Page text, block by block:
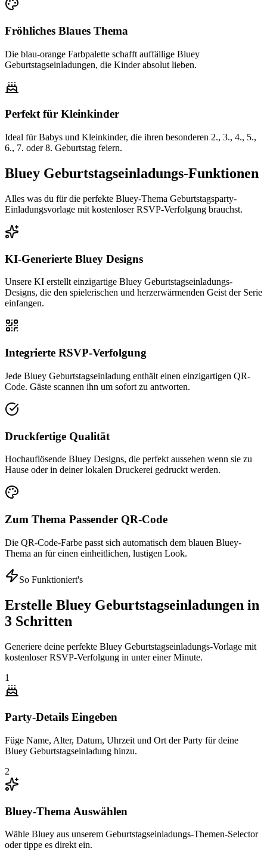
Fröhliches Blaues Thema
Die blau-orange Farbpalette schafft auffällige Bluey
Geburtstagseinladungen, die Kinder absolut lieben.
Perfekt für Kleinkinder
Ideal für Babys und Kleinkinder, die ihren besonderen 2., 3., 4., 5.,
6., 7. oder 8. Geburtstag feiern.
Bluey Geburtstagseinladungs-Funktionen
Alles was du für die perfekte Bluey-Thema Geburtstagsparty-
Einladungsvorlage mit kostenloser RSVP-Verfolgung brauchst.
KI-Generierte Bluey Designs
Unsere KI erstellt einzigartige Bluey Geburtstagseinladungs-
Designs, die den spielerischen und herzerwärmenden Geist der Serie
einfangen.
Integrierte RSVP-Verfolgung
Jede Bluey Geburtstagseinladung enthält einen einzigartigen QR-
Code. Gäste scannen ihn um sofort zu antworten.
Druckfertige Qualität
Hochauflösende Bluey Designs, die perfekt aussehen wenn sie zu
Hause oder in deiner lokalen Druckerei gedruckt werden.
Zum Thema Passender QR-Code
Die QR-Code-Farbe passt sich automatisch dem blauen Bluey-
Thema an für einen einheitlichen, lustigen Look.
So Funktioniert's
Erstelle Bluey Geburtstagseinladungen in
3 Schritten
Generiere deine perfekte Bluey Geburtstagseinladungs-Vorlage mit
kostenloser RSVP-Verfolgung in unter einer Minute.
1
Party-Details Eingeben
Füge Name, Alter, Datum, Uhrzeit und Ort der Party für deine
Bluey Geburtstagseinladung hinzu.
2
Bluey-Thema Auswählen
Wähle Bluey aus unserem Geburtstagseinladungs-Themen-Selector
oder tippe es direkt ein.